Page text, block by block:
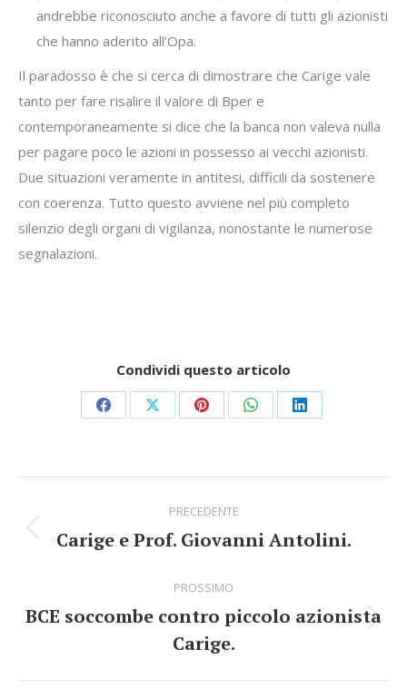
andrebbe riconosciuto anche a favore di tutti gli azionisti
che hanno aderito all’Opa.
Il paradosso è che si cerca di dimostrare che Carige vale
tanto per fare risalire il valore di Bper e
contemporaneamente si dice che la banca non valeva nulla
per pagare poco le azioni in possesso ai vecchi azionisti.
Due situazioni veramente in antitesi, difficili da sostenere
con coerenza. Tutto questo avviene nel più completo
silenzio degli organi di vigilanza, nonostante le numerose
segnalazioni.
Condividi questo articolo
Share
Facebook
Share
X
Share
Pinterest
Share
WhatsApp
Share
LinkedIn
di
navigazione
PRECEDENTE
Stile
Carige e Prof. Giovanni Antolini.
PROSSIMO
Numero
di
posts:
BCE soccombe contro piccolo azionista
Carige.